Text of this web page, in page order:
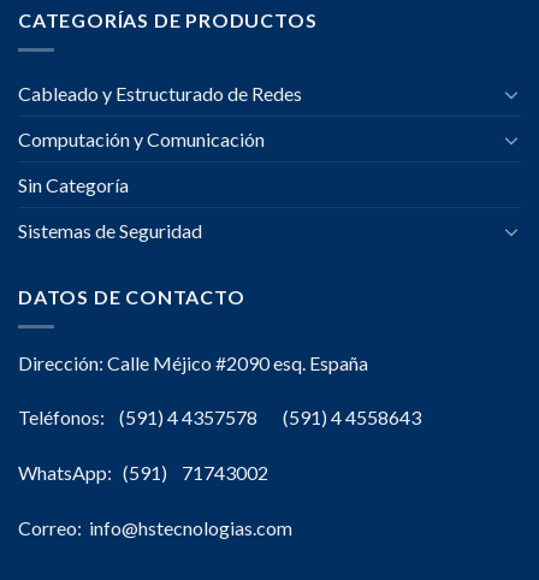
CATEGORÍAS DE PRODUCTOS
Cableado y Estructurado de Redes
Computación y Comunicación
Sin Categoría
Sistemas de Seguridad
DATOS DE CONTACTO
Dirección: Calle Méjico #2090 esq. España
Teléfonos: (591) 4 4357578 (591) 4 4558643
WhatsApp: (591) 71743002
Correo: info@hstecnologias.com